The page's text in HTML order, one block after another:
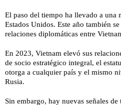
El paso del tiempo ha llevado a una
Estados Unidos. Este año también
relaciones diplomáticas entre
En 2023, Vietnam elevó sus
de socio estratégico integral, el
otorga a cualquier país y el mismo
Rusia.
Sin embargo, hay nuevas señales